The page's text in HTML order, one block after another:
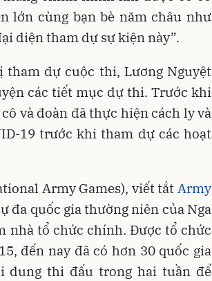
lớn cùng bạn bè năm châu như
diện tham dự sự kiện này”.
tham dự cuộc thi, Lương Nguyệt
các tiết mục dự thi. Trước khi
và đoàn đã thực hiện cách ly và
19 trước khi tham dự các hoạt
Army Games), viết tắt Army
đa quốc gia thường niên của Nga
nhà tổ chức chính. Được tổ chức
đến nay đã có hơn 30 quốc gia
dung thi đấu trong hai tuần để